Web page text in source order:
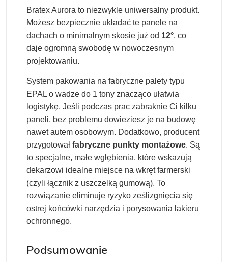
Bratex Aurora to niezwykle uniwersalny produkt.
Możesz bezpiecznie układać te panele na
dachach o minimalnym skosie już od 12°, co
daje ogromną swobodę w nowoczesnym
projektowaniu.
System pakowania na fabryczne palety typu
EPAL o wadze do 1 tony znacząco ułatwia
logistykę. Jeśli podczas prac zabraknie Ci kilku
paneli, bez problemu dowieziesz je na budowę
nawet autem osobowym. Dodatkowo, producent
przygotował fabryczne punkty montażowe. Są
to specjalne, małe wgłębienia, które wskazują
dekarzowi idealne miejsce na wkręt farmerski
(czyli łącznik z uszczelką gumową). To
rozwiązanie eliminuje ryzyko ześlizgnięcia się
ostrej końcówki narzędzia i porysowania lakieru
ochronnego.
Podsumowanie